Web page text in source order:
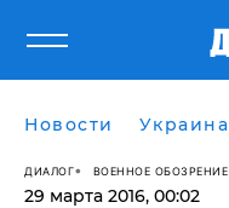
Новости Украина
ДИАЛОГ ВОЕННОЕ ОБОЗРЕНИЕ
29 марта 2016, 00:02